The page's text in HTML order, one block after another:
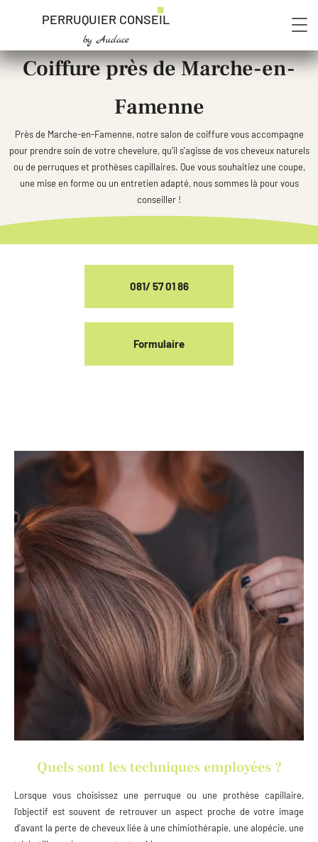
PERRUQUIER CONSEIL
by Audace
Coiffure près de Marche-en-
Famenne
Près de Marche-en-Famenne, notre salon de coiffure vous accompagne
pour prendre soin de votre chevelure, qu’il s’agisse de vos cheveux naturels
ou de perruques et prothèses capillaires. Que vous souhaitiez une coupe,
une mise en forme ou un entretien adapté, nous sommes là pour vous
conseiller !
081/ 57 01 86
Formulaire
Quels sont les techniques employées ?
Lorsque vous choisissez une perruque ou une prothèse capillaire,
l’objectif est souvent de retrouver un aspect proche de votre image
d’avant la perte de cheveux liée à une chimiothérapie, une alopécie, une